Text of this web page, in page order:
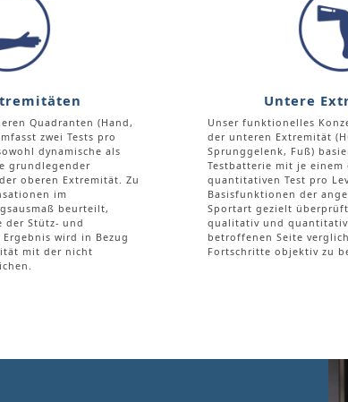
Quadranten (Hand,
zwei Tests pro
dynamische als
grundlegender
oberen Extremität. Zu
im
beurteilt,
der Stütz- und
wird in Bezug
mit der nicht
Untere
Unser funktionelles
der unteren Extremität
Sprunggelenk, Fuß)
Testbatterie mit je
quantitativen Test pro
Basisfunktionen der
Sportart gezielt
qualitativ und
betroffenen Seite
Fortschritte objektiv zu